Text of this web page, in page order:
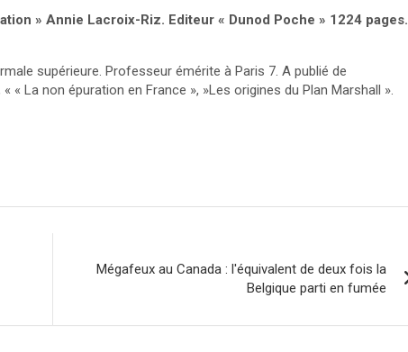
» Annie Lacroix-Riz. Editeur « Dunod Poche » 1224 pages.
supérieure. Professeur émérite à Paris 7. A publié de
« La non épuration en France », »Les origines du Plan Marshall ».
Mégafeux au Canada : l'équivalent de deux fois la
Belgique parti en fumée